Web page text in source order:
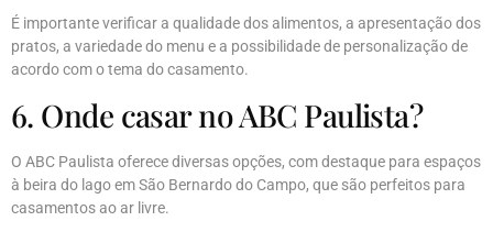
É importante verificar a qualidade dos alimentos, a apresentação dos
pratos, a variedade do menu e a possibilidade de personalização de
acordo com o tema do casamento.
6. Onde casar no ABC Paulista?
O ABC Paulista oferece diversas opções, com destaque para espaços
à beira do lago em São Bernardo do Campo, que são perfeitos para
casamentos ao ar livre.